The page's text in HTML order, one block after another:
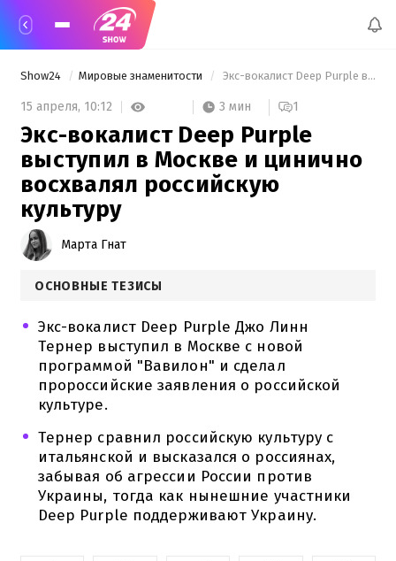
Show24 Мировые знаменитости Экс-вокалист Deep Purple выступил в Москве и цинично восхвалял российскую культуру
15 апреля, 10:12 3 мин 1
Экс-вокалист Deep Purple
выступил в Москве и цинично
восхвалял российскую
культуру
Марта Гнат
ОСНОВНЫЕ ТЕЗИСЫ
Экс-вокалист Deep Purple Джо Линн
Тернер выступил в Москве с новой
программой "Вавилон" и сделал
пророссийские заявления о российской
культуре.
Тернер сравнил российскую культуру с
итальянской и высказался о россиянах,
забывая об агрессии России против
Украины, тогда как нынешние участники
Deep Purple поддерживают Украину.